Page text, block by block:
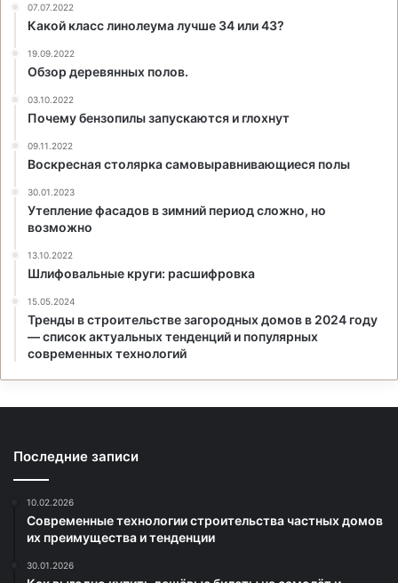
07.07.2022
Какой класс линолеума лучше 34 или 43?
19.09.2022
Обзор деревянных полов.
03.10.2022
Почему бензопилы запускаются и глохнут
09.11.2022
Воскресная столярка самовыравнивающиеся полы
30.01.2023
Утепление фасадов в зимний период сложно, но
возможно
13.10.2022
Шлифовальные круги: расшифровка
15.05.2024
Тренды в строительстве загородных домов в 2024 году
— список актуальных тенденций и популярных
современных технологий
Последние записи
10.02.2026
Современные технологии строительства частных домов
их преимущества и тенденции
30.01.2026